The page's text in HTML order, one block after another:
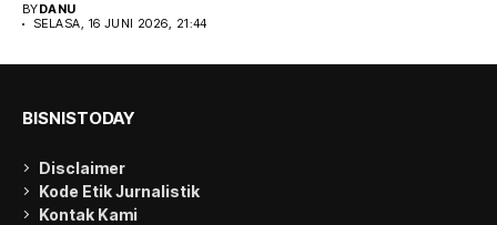
BYDANU
SELASA, 16 JUNI 2026, 21:44
BISNISTODAY
Disclaimer
Kode Etik Jurnalistik
Kontak Kami